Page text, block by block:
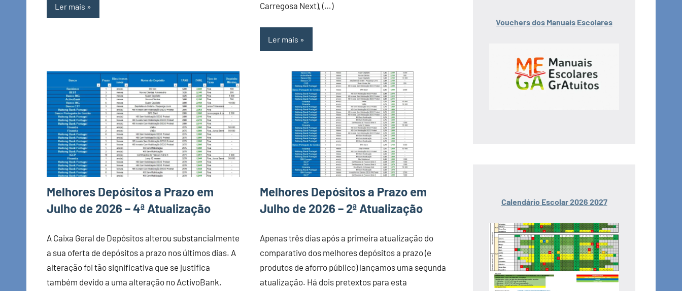
Ler mais
Carregosa Next), (…)
Ler mais
Melhores Depósitos a Prazo em
Julho de 2026 – 4ª Atualização
A Caixa Geral de Depósitos alterou substancialmente
a sua oferta de depósitos a prazo nos últimos dias. A
alteração foi tão significativa que se justifica
também devido a uma alteração no ActivoBank,
Melhores Depósitos a Prazo em
Julho de 2026 – 2ª Atualização
Apenas três dias após a primeira atualização do
comparativo dos melhores depósitos a prazo (e
produtos de aforro público) lançamos uma segunda
atualização. Há dois pretextos para esta
Vouchers dos Manuais Escolares
Calendário Escolar 2026 2027